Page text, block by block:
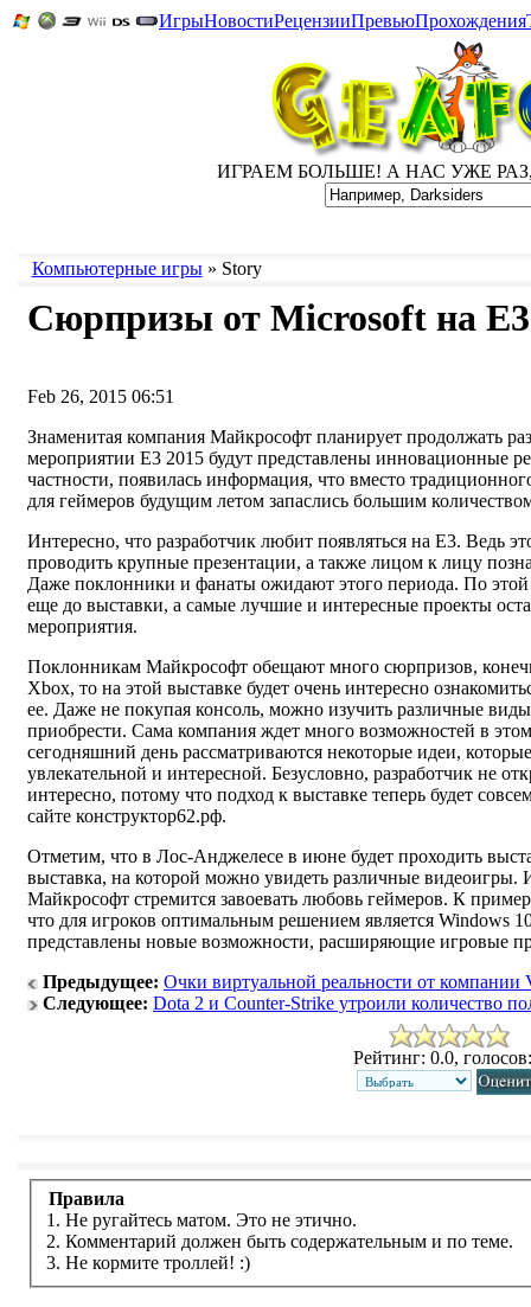
ИгрыНовостиРецензииПревьюПрохождения
ИГРАЕМ БОЛЬШЕ! А НАС УЖЕ РАЗ,
Компьютерные игры» Story
Сюрпризы от Microsoft на Е3
Feb 26, 2015 06:51
Знаменитая компания Майкрософт планирует продолжать
мероприятии Е3 2015 будут представлены инновационные
частности, появилась информация, что вместо
для геймеров будущим летом запаслись большим
Интересно, что разработчик любит появляться на Е3. Ведь
проводить крупные презентации, а также лицом к лицу
Даже поклонники и фанаты ожидают этого периода. По
еще до выставки, а самые лучшие и интересные проекты
мероприятия.
Поклонникам Майкрософт обещают много сюрпризов,
Xbox, то на этой выставке будет очень интересно
ее. Даже не покупая консоль, можно изучить различные виды
приобрести. Сама компания ждет много возможностей в
сегодняшний день рассматриваются некоторые идеи,
увлекательной и интересной. Безусловно, разработчик не
интересно, потому что подход к выставке теперь будет
сайте конструктор62.рф.
Отметим, что в Лос-Анджелесе в июне будет проходить
выставка, на которой можно увидеть различные видеоигры.
Майкрософт стремится завоевать любовь геймеров. К
что для игроков оптимальным решением является Windows
представлены новые возможности, расширяющие игровые
Предыдущее: Очки виртуальной реальности от компании
Следующее: Dota 2 и Counter-Strike утроили количество
Рейтинг: 0.0,
Правила
1. Не ругайтесь матом. Это не этично.
2. Комментарий должен быть содержательным и по теме.
3. Не кормите троллей! :)